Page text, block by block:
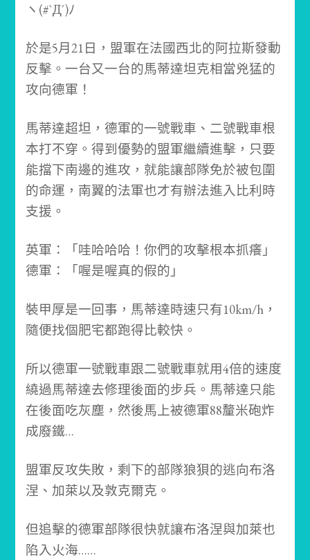
ヽ(#`Д´)ﾉ
於是5月21日，盟軍在法國西北的阿拉斯發動
反擊。一台又一台的馬蒂達坦克相當兇猛的
攻向德軍！
馬蒂達超坦，德軍的一號戰車、二號戰車根
本打不穿。得到優勢的盟軍繼續進擊，只要
能擋下南邊的進攻，就能讓部隊免於被包圍
的命運，南翼的法軍也才有辦法進入比利時
支援。
英軍：「哇哈哈哈！你們的攻擊根本抓癢」
德軍：「喔是喔真的假的」
裝甲厚是一回事，馬蒂達時速只有10km/h，
隨便找個肥宅都跑得比較快。
所以德軍一號戰車跟二號戰車就用4倍的速度
繞過馬蒂達去修理後面的步兵。 馬蒂達只能
在後面吃灰塵，然後馬上被德軍88釐米砲炸
成廢鐵…
盟軍反攻失敗，剩下的部隊狼狽的逃向布洛
涅、加萊以及敦克爾克。
但追擊的德軍部隊很快就讓布洛涅與加萊也
陷入火海……